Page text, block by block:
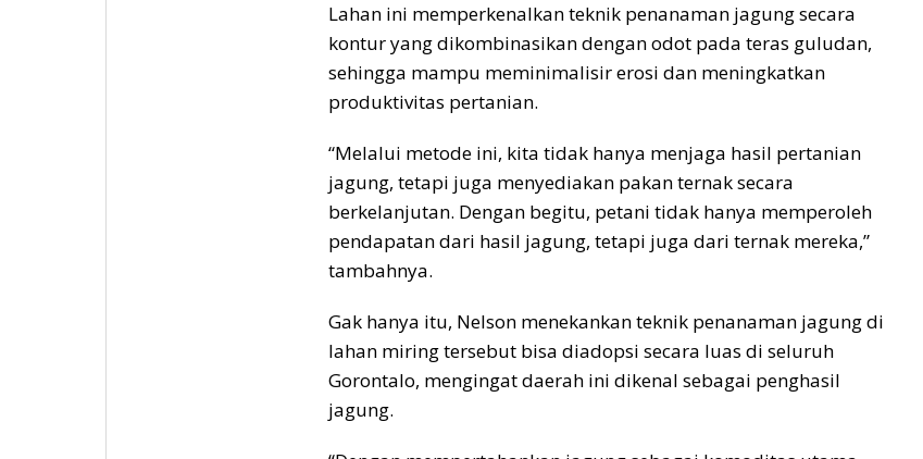
Lahan ini memperkenalkan teknik penanaman jagung secara
kontur yang dikombinasikan dengan odot pada teras guludan,
sehingga mampu meminimalisir erosi dan meningkatkan
produktivitas pertanian.
“Melalui metode ini, kita tidak hanya menjaga hasil pertanian
jagung, tetapi juga menyediakan pakan ternak secara
berkelanjutan. Dengan begitu, petani tidak hanya memperoleh
pendapatan dari hasil jagung, tetapi juga dari ternak mereka,”
tambahnya.
Gak hanya itu, Nelson menekankan teknik penanaman jagung di
lahan miring tersebut bisa diadopsi secara luas di seluruh
Gorontalo, mengingat daerah ini dikenal sebagai penghasil
jagung.